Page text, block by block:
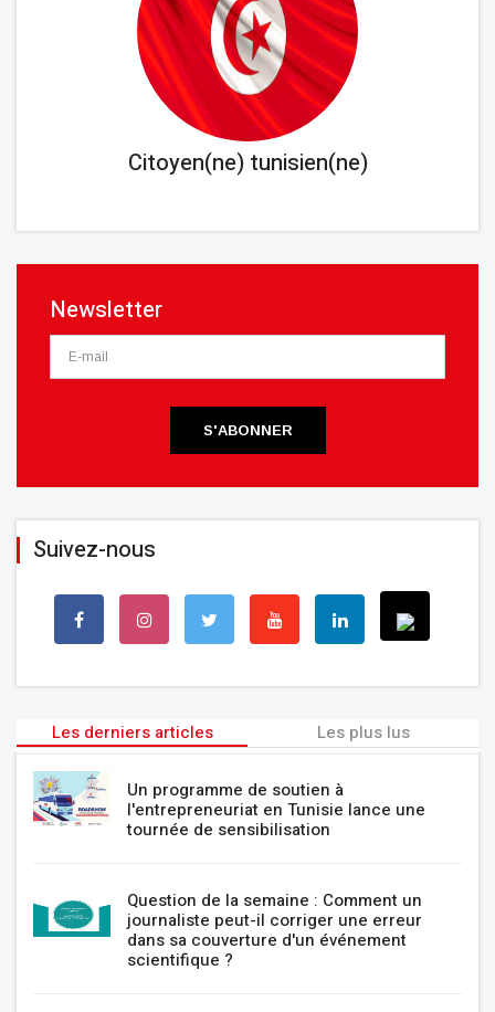
Citoyen(ne) tunisien(ne)
Newsletter
S'ABONNER
Suivez-nous
Les derniers articles Les plus lus
Un programme de soutien à
l'entrepreneuriat en Tunisie lance une
tournée de sensibilisation
Question de la semaine : Comment un
journaliste peut-il corriger une erreur
dans sa couverture d'un événement
scientifique ?